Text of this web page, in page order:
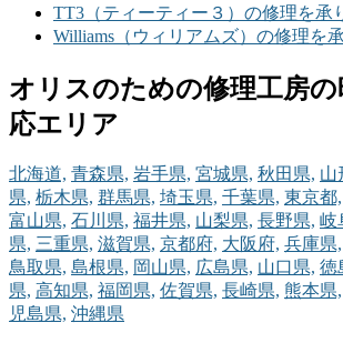
TT3（ティーティー３）の修理を承
Williams（ウィリアムズ）の修理を
オリスのための修理工房
応エリア
北海道, 青森県, 岩手県, 宮城県, 秋田県, 山
県, 栃木県, 群馬県, 埼玉県, 千葉県, 東京都,
富山県, 石川県, 福井県, 山梨県, 長野県, 岐
県, 三重県, 滋賀県, 京都府, 大阪府, 兵庫県,
鳥取県, 島根県, 岡山県, 広島県, 山口県, 徳
県, 高知県, 福岡県, 佐賀県, 長崎県, 熊本県,
児島県, 沖縄県